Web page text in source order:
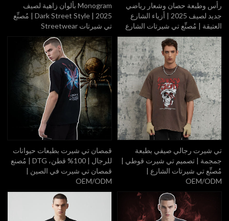
رأس وطبعة حصان وشعار رياضي
جديد لصيف 2025 | أزياء الشارع
العتيقة | مُصنِّع تي شيرتات الشارع
Monogram بألوان زاهية لصيف
2025 | Dark Street Style | مُصنِّع
تي شيرتات Streetwear
تي شيرت رجالي صيفي بطبعة
جمجمة | تصميم تي شيرت قوطي |
مُصنِّع تي شيرتات الشارع |
OEM/ODM
قمصان تي شيرت بطبعات حيوانات
للرجال | 100% قطن، DTG | مُصنع
قمصان تي شيرت في الصين |
OEM/ODM